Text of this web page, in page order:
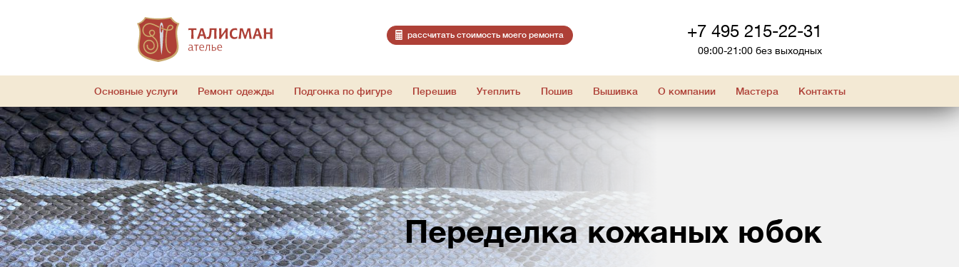
расcчитать стоимость моего ремонта +7 495 215-22-31
09:00-21:00 без выходных
Основные услуги Ремонт одежды Подгонка по фигуре Перешив Утеплить Пошив Вышивка О компании Мастера Контакты
Переделка кожаных юбок